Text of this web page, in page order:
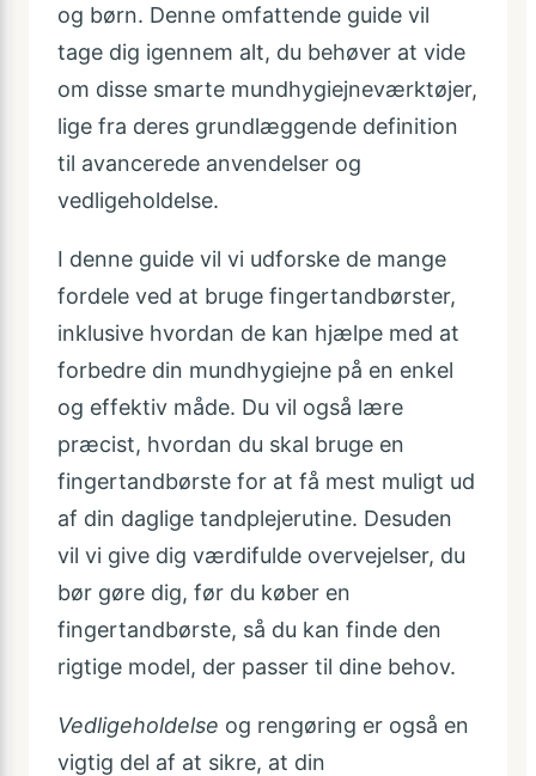
og børn. Denne omfattende guide vil
tage dig igennem alt, du behøver at vide
om disse smarte mundhygiejneværktøjer,
lige fra deres grundlæggende definition
til avancerede anvendelser og
vedligeholdelse.
I denne guide vil vi udforske de mange
fordele ved at bruge fingertandbørster,
inklusive hvordan de kan hjælpe med at
forbedre din mundhygiejne på en enkel
og effektiv måde. Du vil også lære
præcist, hvordan du skal bruge en
fingertandbørste for at få mest muligt ud
af din daglige tandplejerutine. Desuden
vil vi give dig værdifulde overvejelser, du
bør gøre dig, før du køber en
fingertandbørste, så du kan finde den
rigtige model, der passer til dine behov.
Vedligeholdelse og rengøring er også en
vigtig del af at sikre, at din